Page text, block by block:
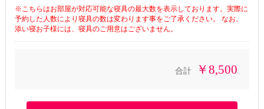
※こちらはお部屋が対応可能な寝具の最大数を表示しております。実際に
予約した人数により寝具の数は変わります事をご了承ください。 なお、
添い寝お子様には、寝具のご用意はございません。
合計 ￥8,500